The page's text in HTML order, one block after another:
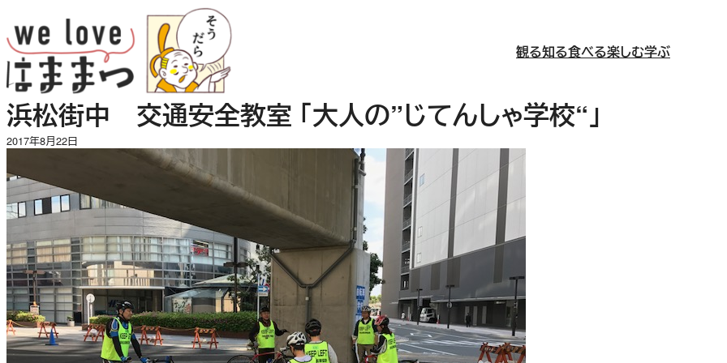
容
を
ス
キ
ッ
プ
観る知る食べる楽しむ学ぶ
浜松街中 交通安全教室 「大人の”じてんしゃ学校“」
2017年8月22日